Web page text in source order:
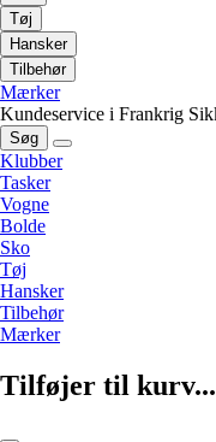
Tøj
Hansker
Tilbehør
Mærker
Kundeservice i Frankrig
Søg
Klubber
Tasker
Vogne
Bolde
Sko
Tøj
Hansker
Tilbehør
Mærker
Tilføjer til kurv...